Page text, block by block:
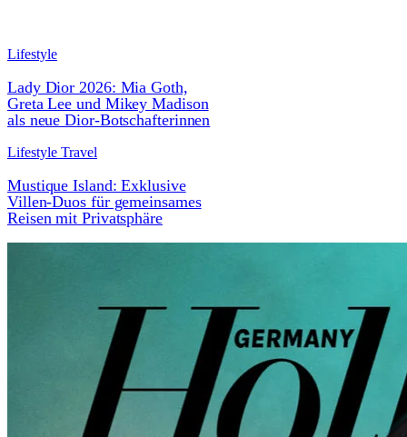
Lifestyle
Lady Dior 2026: Mia Goth,
Greta Lee und Mikey Madison
als neue Dior-Botschafterinnen
Lifestyle Travel
Mustique Island: Exklusive
Villen-Duos für gemeinsames
Reisen mit Privatsphäre